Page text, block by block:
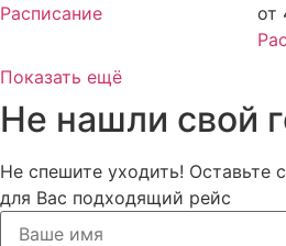
Расписание
от
Показать ещё
Не нашли свой
Не спешите уходить! Оставьте
для Вас подходящий рейс